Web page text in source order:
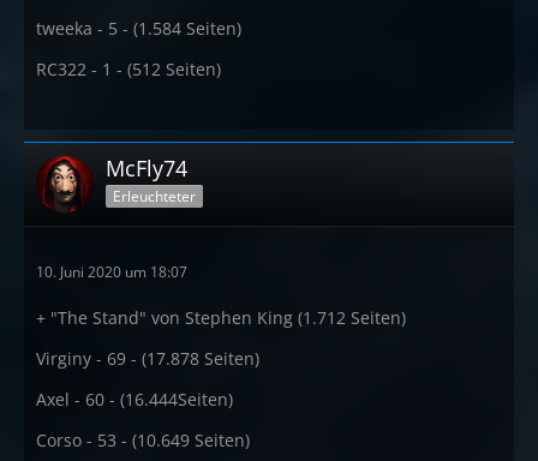
tweeka - 5 - (1.584 Seiten)
RC322 - 1 - (512 Seiten)
McFly74
Erleuchteter
10. Juni 2020 um 18:07
+ "The Stand" von Stephen King (1.712 Seiten)
Virginy - 69 - (17.878 Seiten)
Axel - 60 - (16.444Seiten)
Corso - 53 - (10.649 Seiten)